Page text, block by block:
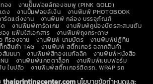
อง งานปั๊มฟอยล์ทองชมพู (PINK GOLD)
ดง งานปั๊มฟอยล์เงิน งานพิมพ์ PHOTOBOOK
ร์ดแต่งงาน งานพิมพ์ กล่อง บรรจุภัณฑ์
งานพิมพ์การ์ดเกม งานพิมพ์คูปองบัตรสะสมแต้ม
ง แฟ้มใส่เอกสาร งานพิมพ์ถุงกระดาษ
ที่รองจาน งานพิมพ์ นามบัตร งานพิมพ์ปฏิทิน
สินค้า TAG งานพิมพ์ สติ๊กเกอร์ ฉลากสินค้า
มมนา งานพิมพ์สีทองเมทัลลิค งานพิมพ์หนังสือ
งานพิมพ์แคตตาล็อก งานพิมพ์แบบฟอร์ม
ใบปลิว งานพิมพ์สติ๊กเกอร์ติดรถ, WRAP รถ
thaiprintingcenter.comนโยบายข้อกำหนดและ